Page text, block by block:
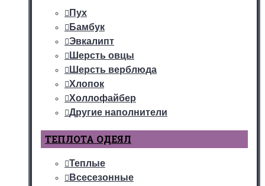
Пух
Бамбук
Эвкалипт
Шерсть овцы
Шерсть верблюда
Хлопок
Холлофайбер
Другие наполнители
ТЕПЛОТА ОДЕЯЛ
Теплые
Всесезонные